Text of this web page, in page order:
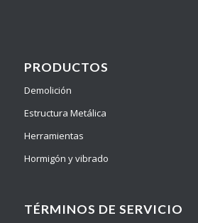
PRODUCTOS
Demolición
Estructura Metálica
Herramientas
Hormigón y vibrado
TÉRMINOS DE SERVICIO